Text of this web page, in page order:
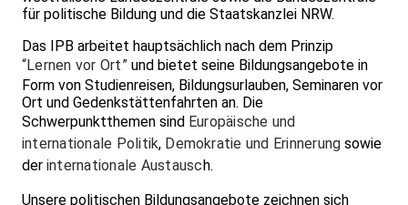
für politische Bildung und die Staatskanzlei NRW.
Das IPB arbeitet hauptsächlich nach dem Prinzip
“Lernen vor Ort”und bietet seine Bildungsangebote in
Form von Studienreisen, Bildungsurlauben, Seminaren vor
Ort und Gedenkstättenfahrten an. Die
Schwerpunktthemen sind Europäische und
internationale Politik, Demokratie und Erinnerung sowie
der internationale Austausch.
Unsere politischen Bildungsangebote zeichnen sich